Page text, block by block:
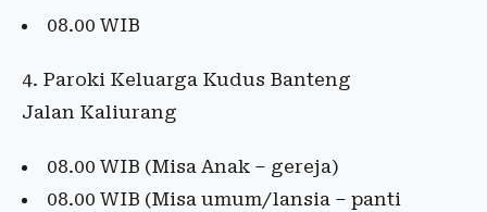
08.00 WIB
4. Paroki Keluarga Kudus Banteng
Jalan Kaliurang
08.00 WIB (Misa Anak – gereja)
08.00 WIB (Misa umum/lansia – panti